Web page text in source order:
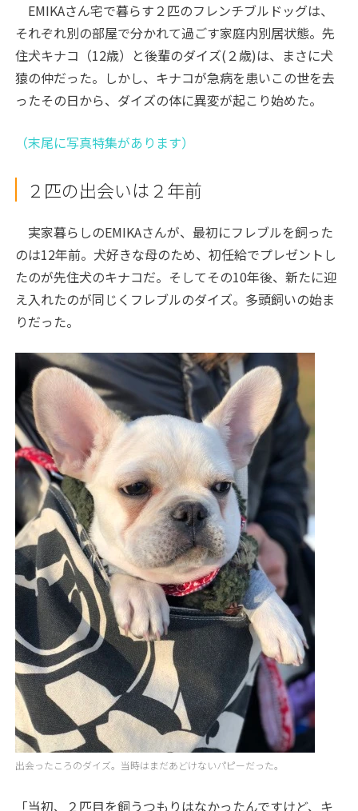
EMIKAさん宅で暮らす２匹のフレンチブルドッグは、
それぞれ別の部屋で分かれて過ごす家庭内別居状態。先
住犬キナコ（12歳）と後輩のダイズ(２歳)は、まさに犬
猿の仲だった。しかし、キナコが急病を患いこの世を去
ったその日から、ダイズの体に異変が起こり始めた。
（末尾に写真特集があります）
２匹の出会いは２年前
実家暮らしのEMIKAさんが、最初にフレブルを飼った
のは12年前。犬好きな母のため、初任給でプレゼントし
たのが先住犬のキナコだ。そしてその10年後、新たに迎
え入れたのが同じくフレブルのダイズ。多頭飼いの始ま
りだった。
出会ったころのダイズ。当時はまだあどけないパピーだった。
「当初、２匹目を飼うつもりはなかったんですけど、キ